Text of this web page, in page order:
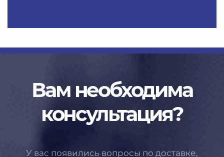
Вам необходима
консультация?
У вас появились вопросы по доставке,